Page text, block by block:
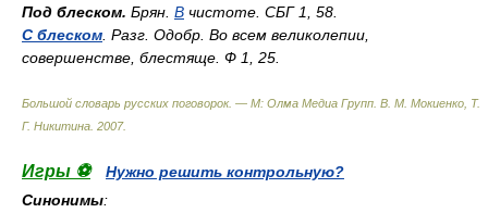
Под блеском. Брян. В чистоте. СБГ 1, 58.
С блеском Разг. Одобр. Во всем великолепии,
совершенстве, блестяще. Ф 1, 25.
Большой словарь русских поговорок. — М: Олма Медиа Групп В. М. Мокиенко, Т.
Г. Никитина 2007.
Игры ⚽
Нужно решить контрольную?
Синонимы: